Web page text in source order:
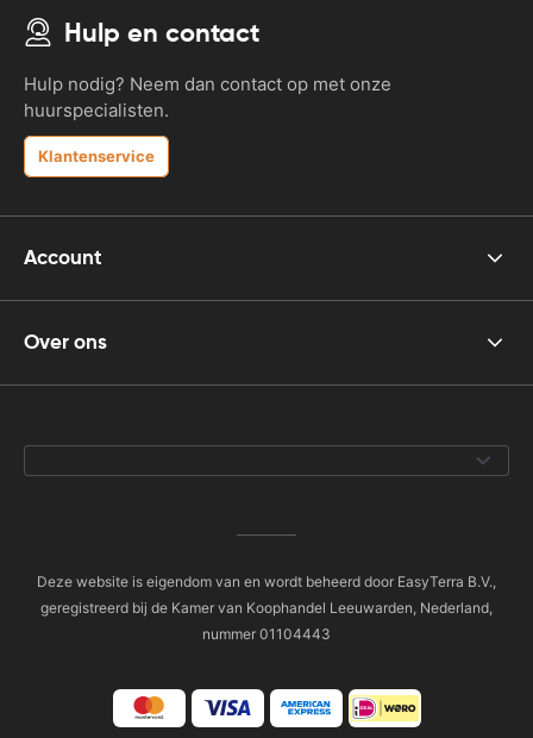
Hulp en contact
Hulp nodig? Neem dan contact op met onze
huurspecialisten.
Klantenservice
Account
Over ons
Deze website is eigendom van en wordt beheerd door EasyTerra B.V.,
geregistreerd bij de Kamer van Koophandel Leeuwarden, Nederland,
nummer 01104443